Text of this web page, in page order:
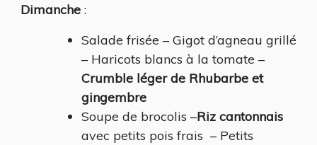
Dimanche :
Salade frisée – Gigot d’agneau grillé
– Haricots blancs à la tomate –
Crumble léger de Rhubarbe et
gingembre
Soupe de brocolis –Riz cantonnais
avec petits pois frais – Petits